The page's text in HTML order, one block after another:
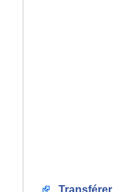
Transférer